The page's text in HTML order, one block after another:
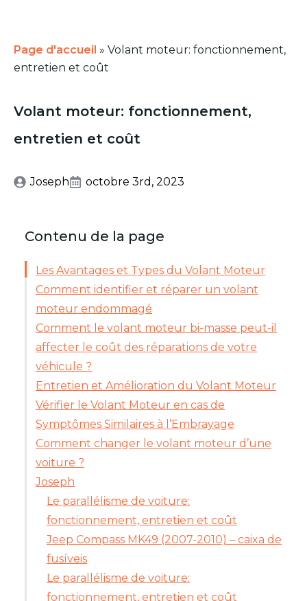
Page d'accueil » Volant moteur: fonctionnement,
entretien et coût
Volant moteur: fonctionnement,
entretien et coût
Joseph octobre 3rd, 2023
Contenu de la page
Les Avantages et Types du Volant Moteur
Comment identifier et réparer un volant
moteur endommagé
Comment le volant moteur bi-masse peut-il
affecter le coût des réparations de votre
véhicule ?
Entretien et Amélioration du Volant Moteur
Vérifier le Volant Moteur en cas de
Symptômes Similaires à l’Embrayage
Comment changer le volant moteur d’une
voiture ?
Joseph
Le parallélisme de voiture:
fonctionnement, entretien et coût
Jeep Compass MK49 (2007-2010) – caixa de
fusíveis
Le parallélisme de voiture:
fonctionnement, entretien et coût